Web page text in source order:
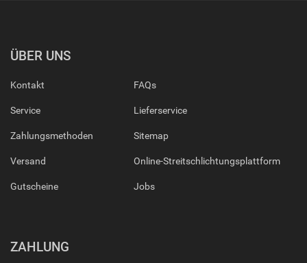
ÜBER UNS
Kontakt
Service
Zahlungsmethoden
Versand
Gutscheine
FAQs
Lieferservice
Sitemap
Online-Streitschlichtungsplattform
Jobs
ZAHLUNG